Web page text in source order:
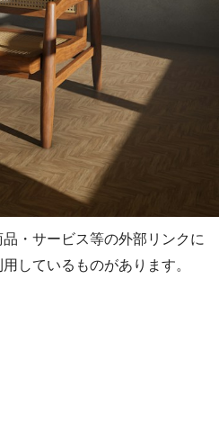
・サービス等の外部リンクに
しているものがあります。